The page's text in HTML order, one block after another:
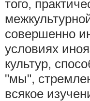
того,
совершенно
условиях
культур,
"мы",
всякое